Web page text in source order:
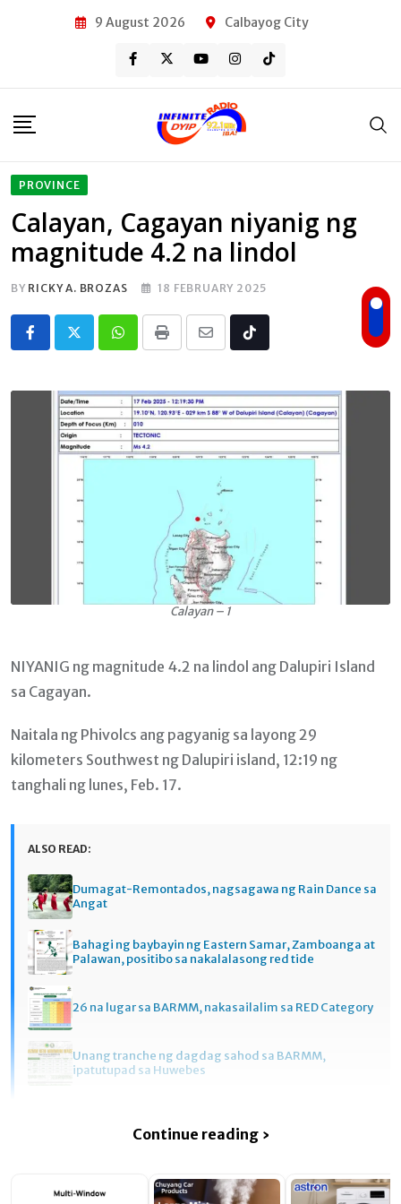
9 August 2026 Calbayog City
PROVINCE
Calayan, Cagayan niyanig ng
magnitude 4.2 na lindol
BY RICKY A. BROZAS 18 FEBRUARY 2025
Whatsapp
Print
Share
Email
Tiktok
Calayan – 1
NIYANIG ng magnitude 4.2 na lindol ang Dalupiri Island
sa Cagayan.
Naitala ng Phivolcs ang pagyanig sa layong 29
kilometers Southwest ng Dalupiri island, 12:19 ng
tanghali ng lunes, Feb. 17.
ALSO READ:
Dumagat-Remontados, nagsagawa ng Rain Dance sa
Angat
Bahagi ng baybayin ng Eastern Samar, Zamboanga at
Palawan, positibo sa nakalalasong red tide
26 na lugar sa BARMM, nakasailalim sa RED Category
Unang tranche ng dagdag sahod sa BARMM,
ipatutupad sa Huwebes
Continue reading ›